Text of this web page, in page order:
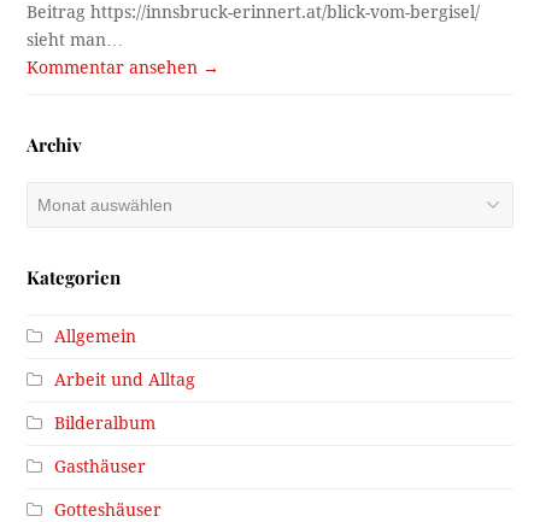
Beitrag https://innsbruck-erinnert.at/blick-vom-bergisel/
sieht man…
Kommentar ansehen →
Archiv
Archiv
Kategorien
Allgemein
Arbeit und Alltag
Bilderalbum
Gasthäuser
Gotteshäuser